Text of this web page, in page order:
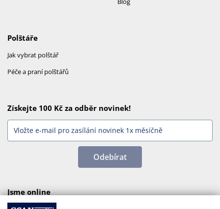
Polštáře
Jak vybrat polštář
Péče a praní polštářů
Získejte 100 Kč za odběr novinek!
Odebírat
Jsme online